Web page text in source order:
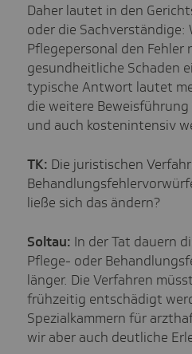
Daher lautet in den
oder die Sachverständige:
Pflegepersonal den
gesundheitliche Schaden
typische Antwort lautet
die weitere
und auch kostenintensiv
TK: Die juristischen
ließe sich das ändern?
Soltau: In der Tat dauern
Pflege- oder
länger. Die Verfahren
frühzeitig entschädigt
Spezialkammern für
wir aber auch deutliche